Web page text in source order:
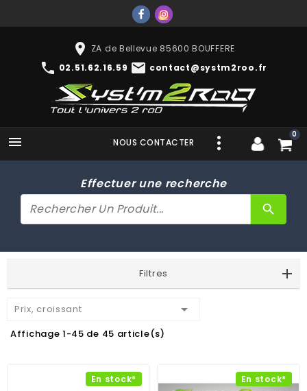
place ZA de Bellevue 85600 BOUFFERE
phone 02.51.62.16.59 mail contact@systm2roo.fr
 0
NOUS CONTACTER
Effectuer une recherche
search
Filtres
Prix, croissant 
Affichage 1-45 de 45 article(s)
En stock* En stock*